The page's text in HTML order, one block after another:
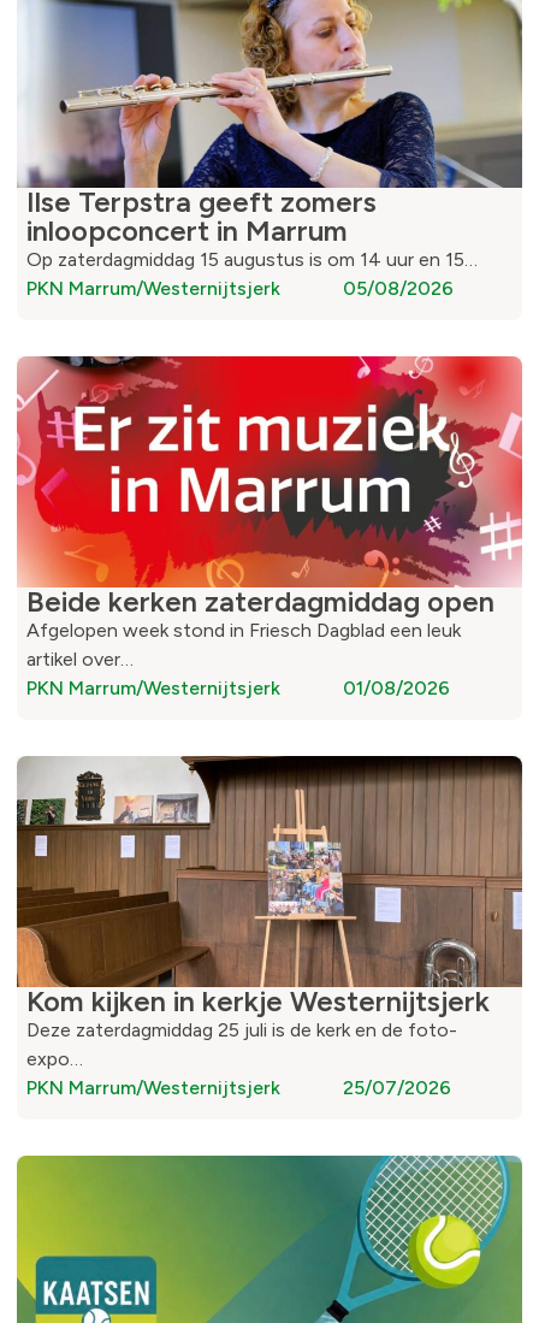
Ilse Terpstra geeft zomers
inloopconcert in Marrum
Op zaterdagmiddag 15 augustus is om 14 uur en 15…
PKN Marrum/Westernijtsjerk
05/08/2026
Beide kerken zaterdagmiddag open
Afgelopen week stond in Friesch Dagblad een leuk
artikel over…
PKN Marrum/Westernijtsjerk
01/08/2026
Kom kijken in kerkje Westernijtsjerk
Deze zaterdagmiddag 25 juli is de kerk en de foto-
expo…
PKN Marrum/Westernijtsjerk
25/07/2026